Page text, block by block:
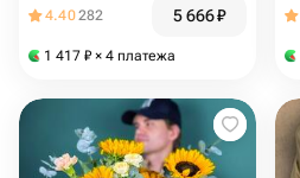
4.40282 5 666₽
1 417 ₽ × 4 платежа